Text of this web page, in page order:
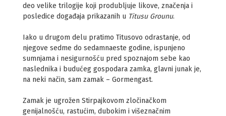
deo velike trilogije koji produbljuje likove, značenja i
posledice događaja prikazanih u Titusu Grounu.
Iako u drugom delu pratimo Titusovo odrastanje, od
njegove sedme do sedamnaeste godine, ispunjeno
sumnjama i nesigurnošću pred spoznajom sebe kao
naslednika i budućeg gospodara zamka, glavni junak je,
na neki način, sam zamak – Gormengast.
Zamak je ugrožen Stirpajkovom zločinačkom
genijalnošću, rastućim, dubokim i višeznačnim